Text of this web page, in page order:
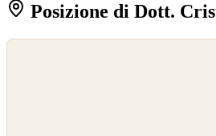
Posizione di Dott.